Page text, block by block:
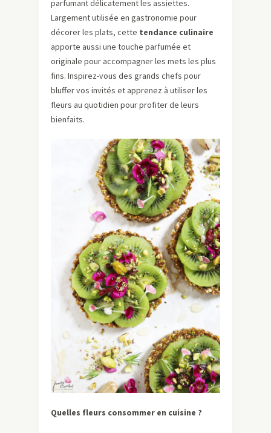
parfumant délicatement les assiettes.
Largement utilisée en gastronomie pour
décorer les plats, cette tendance culinaire
apporte aussi une touche parfumée et
originale pour accompagner les mets les plus
fins. Inspirez-vous des grands chefs pour
bluffer vos invités et apprenez à utiliser les
fleurs au quotidien pour profiter de leurs
bienfaits.
Quelles fleurs consommer en cuisine ?